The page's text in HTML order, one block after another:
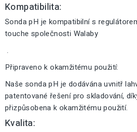
Kompatibilita:
Sonda pH je kompatibilní s
touche společnosti Walaby
.
Připraveno k okamžitému použití:
Naše sonda pH je dodávána uvnitř
patentované řešení pro skladování,
přizpůsobena k okamžitému použití.
Kvalita: